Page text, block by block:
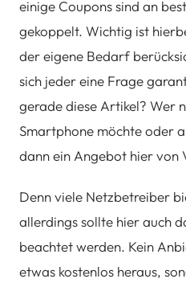
einige Coupons sind an
gekoppelt. Wichtig ist
der eigene Bedarf
sich jeder eine Frage
gerade diese Artikel? Wer
Smartphone möchte oder
dann ein Angebot hier von
Denn viele Netzbetreiber
allerdings sollte hier auch
beachtet werden. Kein
etwas kostenlos heraus,